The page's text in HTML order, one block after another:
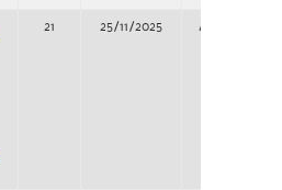
21 25/11/2025 Adjudicación